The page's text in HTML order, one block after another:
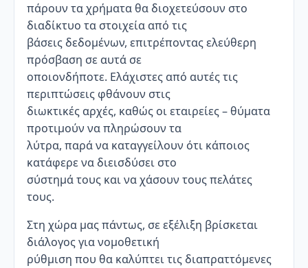
πάρουν τα χρήματα θα διοχετεύσουν στο
διαδίκτυο τα στοιχεία από τις
βάσεις δεδομένων, επιτρέποντας ελεύθερη
πρόσβαση σε αυτά σε
οποιονδήποτε. Ελάχιστες από αυτές τις
περιπτώσεις φθάνουν στις
διωκτικές αρχές, καθώς οι εταιρείες – θύματα
προτιμούν να πληρώσουν τα
λύτρα, παρά να καταγγείλουν ότι κάποιος
κατάφερε να διεισδύσει στο
σύστημά τους και να χάσουν τους πελάτες
τους.
Στη χώρα μας πάντως, σε εξέλιξη βρίσκεται
διάλογος για νομοθετική
ρύθμιση που θα καλύπτει τις διαπραττόμενες